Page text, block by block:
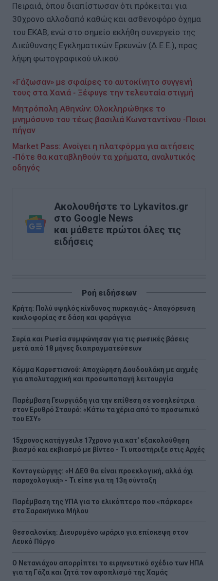
Πειραιά, όπου διαπίστωσαν ότι πρόκειται για
30χρονο αλλοδαπό καθώς και ασθενοφόρο όχημα
του ΕΚΑΒ, ενώ στο σημείο εκλήθη συνεργείο της
Διεύθυνσης Εγκληματικών Ερευνών (Δ.Ε.Ε.), προς
λήψη φωτογραφικού υλικού.
«Γάζωσαν» με σφαίρες το αυτοκίνητο συγγενή
τους στα Χανιά - Ξέφυγε την τελευταία στιγμή
Μητρόπολη Αθηνών: Ολοκληρώθηκε το
μνημόσυνο του τέως βασιλιά Κωνσταντίνου -Ποιοι
πήγαν
Market Pass: Ανοίγει η πλατφόρμα για αιτήσεις
-Πότε θα καταβληθούν τα χρήματα, αναλυτικός
οδηγός
Ακολουθήστε το Lykavitos.gr
στο Google News
και μάθετε πρώτοι όλες τις
ειδήσεις
Ροή ειδήσεων
Κρήτη: Πολύ υψηλός κίνδυνος πυρκαγιάς - Απαγόρευση
κυκλοφορίας σε δάση και φαράγγια
Συρία και Ρωσία συμφώνησαν για τις ρωσικές βάσεις
μετά από 18 μήνες διαπραγματεύσεων
Κόμμα Καρυστιανού: Αποχώρηση Δουδουλάκη με αιχμές
για απολυταρχική και προσωποπαγή λειτουργία
Παρέμβαση Γεωργιάδη για την επίθεση σε νοσηλεύτρια
στον Ερυθρό Σταυρό: «Κάτω τα χέρια από το προσωπικό
του ΕΣΥ»
15χρονος κατήγγειλε 17χρονο για κατ' εξακολούθηση
βιασμό και εκβιασμό με βίντεο - Τι υποστήριξε στις Αρχές
Κοντογεώργης: «Η ΔΕΘ θα είναι προεκλογική, αλλά όχι
παροχολογική» - Τι είπε για τη 13η σύνταξη
Παρέμβαση της ΥΠΑ για το ελικόπτερο που «πάρκαρε»
στο Σαρακήνικο Μήλου
Θεσσαλονίκη: Διευρυμένο ωράριο για επίσκεψη στον
Λευκό Πύργο
Ο Νετανιάχου απορρίπτει το ειρηνευτικό σχέδιο των ΗΠΑ
για τη Γάζα και ζητά τον αφοπλισμό της Χαμάς